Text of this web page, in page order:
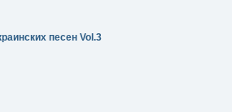
песен Vol.3